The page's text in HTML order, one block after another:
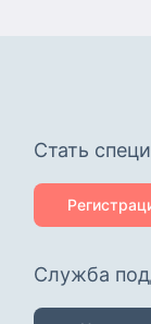
Cтать
Служба